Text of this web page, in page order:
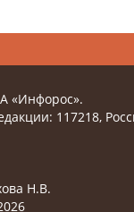
«Инфорос».
117218,
Н.В.